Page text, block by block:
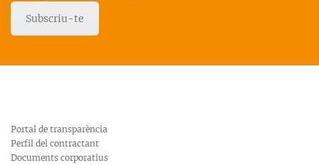
Subscriu-te
Portal de transparència
Perfil del contractant
Documents corporatius